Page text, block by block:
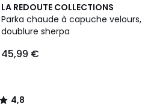
LA REDOUTE COLLECTIONS
Parka chaude à capuche velours,
doublure sherpa
45,99 €
4,8
/ 5
4,8
/